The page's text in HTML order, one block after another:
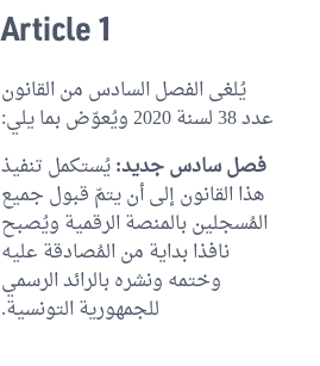
Article 1
يُلغى الفصل السادس من القانون
عدد 38 لسنة 2020 ويُعوّض بما يلي:
فصل سادس جديد:يُستكمل تنفيذ
هذا القانون إلى أن يتمّ قبول جميع
المُسجلين بالمنصة الرقمية ويُصبح
نافذا بداية من المُصادقة عليه
وختمه ونشره بالرائد الرسمي
للجمهورية التونسية.